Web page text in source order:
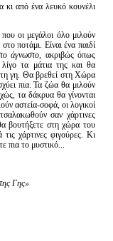
κι από ένα λευκό κουνέλι
οι μεγάλοι όλο μιλούν
ποτάμι. Είναι ένα παιδί
άγνωστο , ακριβώς όπως
τα μάτια της και θα
τη γη. Θα βρεθεί στη Χώρα
πια. Τα ζώα θα μιλούν
τα δάκρυα θα γίνονται
αστεία-σοφά, οι λογικοί
σαν χάρτινες
βουτήξετε στη χώρα του
χάρτινες φιγούρες. Κι
πια το μυστικό...
Γης»